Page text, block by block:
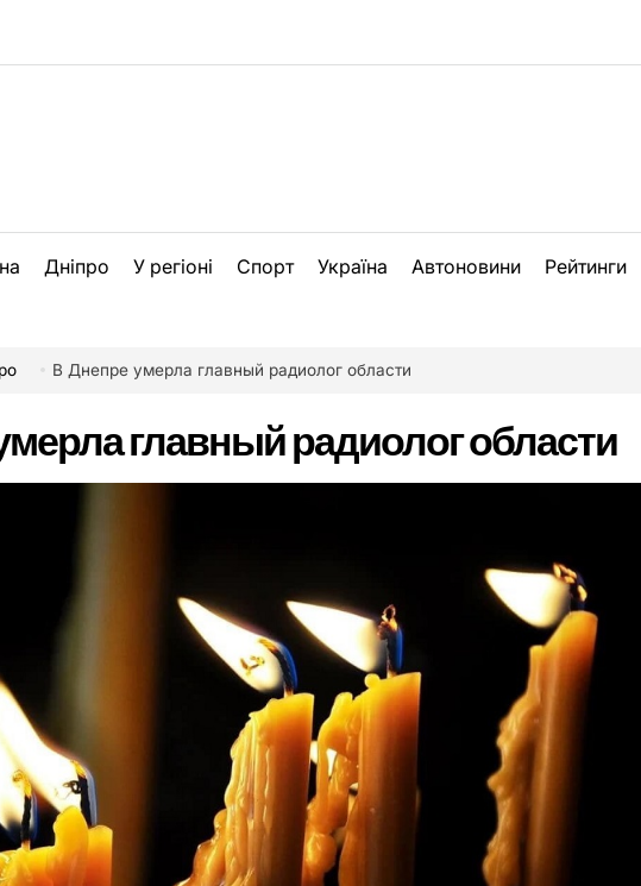
Дніпро У регіоні Спорт Україна Автоновини Рейтинги
В Днепре умерла главный радиолог области
главный радиолог области